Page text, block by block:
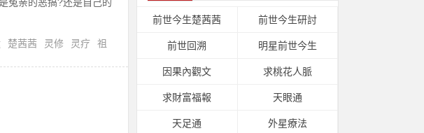
楚茜茜 灵修 灵疗
祖
前世今生楚茜茜 前世今生研討
前世回溯 明星前世今生
因果內觀文 求桃花人脈
求財富福報 天眼通
天足通 外星療法